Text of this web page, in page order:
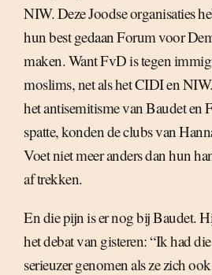
NIW. Deze Joodse organisaties
hun best gedaan Forum voor
maken. Want FvD is tegen
moslims, net als het CIDI en
het antisemitisme van Baudet en
spatte, konden de clubs van
Voet niet meer anders dan hun
af trekken.
En die pijn is er nog bij Baudet.
het debat van gisteren: “Ik had
serieuzer genomen als ze zich